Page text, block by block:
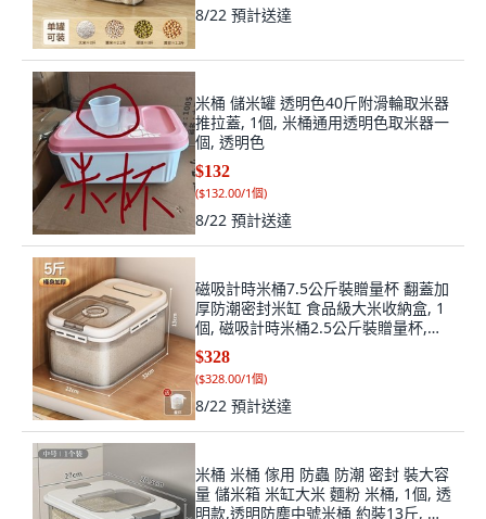
8/22 預計送達
米桶 儲米罐 透明色40斤附滑輪取米器
推拉蓋, 1個, 米桶通用透明色取米器一
個, 透明色
$132
($132.00/1個)
8/22 預計送達
磁吸計時米桶7.5公斤裝贈量杯 翻蓋加
厚防潮密封米缸 食品級大米收納盒, 1
個, 磁吸計時米桶2.5公斤裝贈量杯,計
時指針防蟲料盒食品級米桶
$328
($328.00/1個)
8/22 預計送達
米桶 米桶 傢用 防蟲 防潮 密封 裝大容
量 儲米箱 米缸大米 麵粉 米桶, 1個, 透
明款,透明防塵中號米桶 約裝13斤, 透